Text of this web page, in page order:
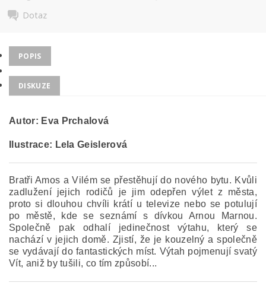
Dotaz
POPIS
DISKUZE
Autor: Eva Prchalová
Ilustrace: Lela Geislerová
Bratři Amos a Vilém se přestěhují do nového bytu. Kvůli
zadlužení jejich rodičů je jim odepřen výlet z města,
proto si dlouhou chvíli krátí u televize nebo se potulují
po městě, kde se seznámí s dívkou Arnou Marnou.
Společně pak odhalí jedinečnost výtahu, který se
nachází v jejich domě. Zjistí, že je kouzelný a společně
se vydávají do fantastických míst. Výtah pojmenují svatý
Vít, aniž by tušili, co tím způsobí...